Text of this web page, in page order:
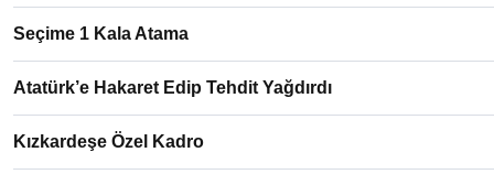
Seçime 1 Kala Atama
Atatürk’e Hakaret Edip Tehdit Yağdırdı
Kızkardeşe Özel Kadro